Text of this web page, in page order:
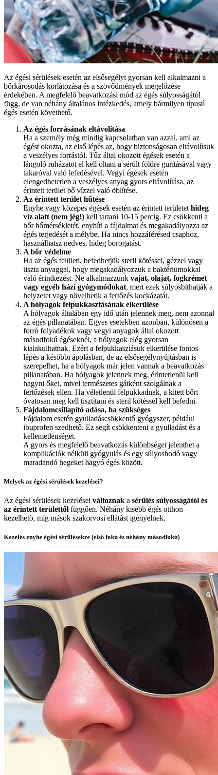
Az égési sérülések esetén az elsősegélyt gyorsan kell alkalmazni a
bőrkárosodás korlátozása és a szövődmények megelőzése
érdekében. A megfelelő beavatkozási mód az égés súlyosságától
függ, de van néhány általános intézkedés, amely bármilyen típusú
égés esetén követhető.
Az égés forrásának eltávolítása
Ha a személy még mindig kapcsolatban van azzal, ami az
égést okozta, az első lépés az, hogy biztonságosan eltávolítsuk
a veszélyes forrástól. Tűz által okozott égések esetén a
lángoló ruházatot el kell oltani a sérült földre gurításával vagy
takaróval való lefedésével. Vegyi égések esetén
elengedhetetlen a veszélyes anyag gyors eltávolítása, az
érintett terület bő vízzel való öblítése.
Az érintett terület hűtése
Enyhe vagy közepes égések esetén az érintett területet hideg
víz alatt (nem jég!) kell tartani 10-15 percig. Ez csökkenti a
bőr hőmérsékletét, enyhíti a fájdalmat és megakadályozza az
égés terjedését a mélybe. Ha nincs hozzáférésed csaphoz,
használhatsz nedves, hideg borogatást.
A bőr védelme
Ha az égés felületi, befedhetjük steril kötéssel, gézzel vagy
tiszta anyaggal, hogy megakadályozzuk a baktériumokkal
való érintkezést. Ne alkalmazzunk vajat, olajat, fogkrémet
vagy egyéb házi gyógymódokat, mert ezek súlyosbíthatják a
helyzetet vagy növelhetik a fertőzés kockázatát.
A hólyagok felpukkasztásának elkerülése
A hólyagok általában egy idő után jelennek meg, nem azonnal
az égés pillanatában. Egyes esetekben azonban, különösen a
forró folyadékok vagy vegyi anyagok által okozott
másodfokú égéseknél, a hólyagok elég gyorsan
kialakulhatnak. Ezért a felpukkasztásuk elkerülése fontos
lépés a későbbi ápolásban, de az elsősegélynyújtásban is
szerepelhet, ha a hólyagok már jelen vannak a beavatkozás
pillanatában. Ha hólyagok jelennek meg, érintetlenül kell
hagyni őket, mivel természetes gátként szolgálnak a
fertőzések ellen. Ha véletlenül felpukkadnak, a kitett bőrt
óvatosan meg kell tisztítani és steril kötéssel kell befedni.
Fájdalomcsillapító adása, ha szükséges
Fájdalom esetén gyulladáscsökkentő gyógyszer, például
ibuprofen szedhető. Ez segít csökkenteni a gyulladást és a
kellemetlenséget.
A gyors és megfelelő beavatkozás különbséget jelenthet a
komplikációk nélküli gyógyulás és egy súlyosbodó vagy
maradandó hegeket hagyó égés között.
Melyek az égési sérülések kezelései?
Az égési sérülések kezelései változnak a sérülés súlyosságától és
az érintett területtől függően. Néhány kisebb égés otthon
kezelhető, míg mások szakorvosi ellátást igényelnek.
Kezelés enyhe égési sérülésekre (első fokú és néhány másodfokú)